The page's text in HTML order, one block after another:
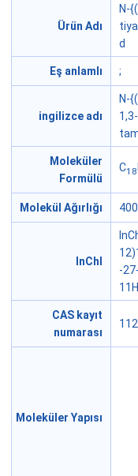
Ürün Adı
N-
d
Eş anlamlı ;
ingilizce adı
N-
Moleküler
Formülü
C18
Molekül Ağırlığı
InChI
-
CAS kayıt
numarası
Moleküler Yapısı